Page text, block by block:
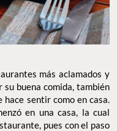
más aclamados y
su buena comida, también
sentir como en casa.
en una casa, la cual
pues con el paso